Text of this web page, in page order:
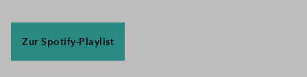
Zur Spotify-Playlist